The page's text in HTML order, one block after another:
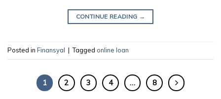
CONTINUE READING →
Posted in Finansyal | Tagged online loan
1 2 3 4 … 8